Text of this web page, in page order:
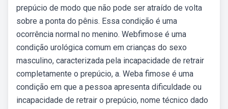
prepúcio de modo que não pode ser atraído de volta
sobre a ponta do pênis. Essa condição é uma
ocorrência normal no menino. Webfimose é uma
condição urológica comum em crianças do sexo
masculino, caracterizada pela incapacidade de retrair
completamente o prepúcio, a. Weba fimose é uma
condição em que a pessoa apresenta dificuldade ou
incapacidade de retrair o prepúcio, nome técnico dado